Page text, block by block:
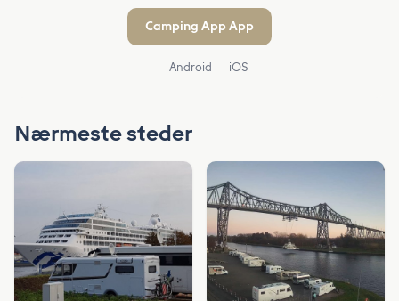
Camping App App
Android iOS
Nærmeste steder